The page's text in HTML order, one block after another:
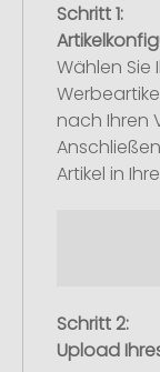
Schritt 1:
Wählen
nach Ihren
Artikel in
Schritt 2:
Upload